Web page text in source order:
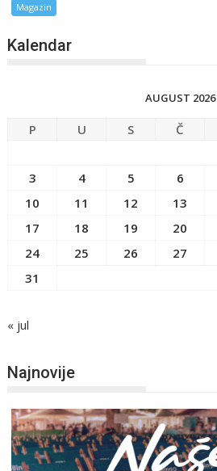
Magazin
Kalendar
AUGUST 2026
P U S Č
3
4 5 6
10
11 12 13
17
18 19 20
24
25 26 27
31
« jul
Najnovije